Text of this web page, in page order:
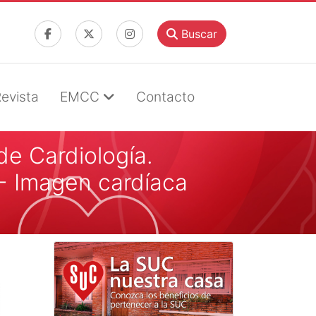
Buscar
EMCC Contacto
Cardiología.
Imagen cardíaca